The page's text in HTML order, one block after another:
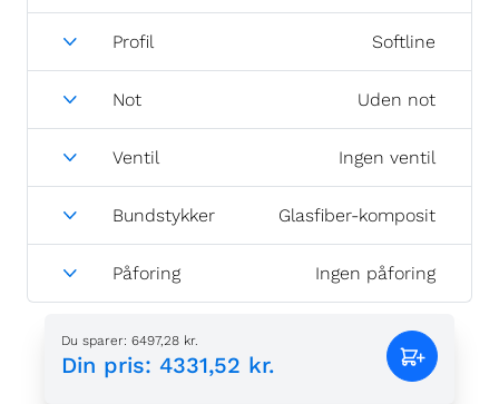
Profil Softline
Not Uden not
Ventil Ingen ventil
Bundstykker Glasfiber-komposit
Påforing Ingen påforing
Du sparer: 6497,28 kr.
Din pris: 4331,52 kr.